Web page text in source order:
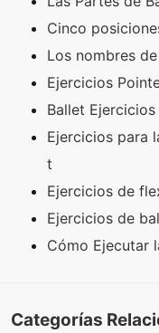
Cinco
Los nombres
Ejercicios
Ballet
Ejercicios para
t
Ejercicios de
Ejercicios de
Cómo Ejecutar
Categorías